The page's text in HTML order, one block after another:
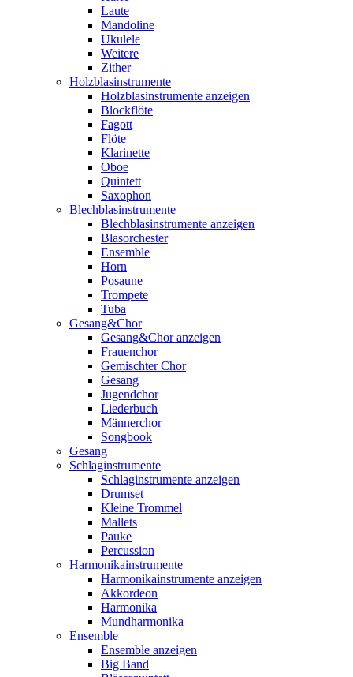
Laute
Mandoline
Ukulele
Weitere
Zither
Holzblasinstrumente
Holzblasinstrumente anzeigen
Blockflöte
Fagott
Flöte
Klarinette
Oboe
Quintett
Saxophon
Blechblasinstrumente
Blechblasinstrumente anzeigen
Blasorchester
Ensemble
Horn
Posaune
Trompete
Tuba
Gesang&Chor
Gesang&Chor anzeigen
Frauenchor
Gemischter Chor
Gesang
Jugendchor
Liederbuch
Männerchor
Songbook
Gesang
Schlaginstrumente
Schlaginstrumente anzeigen
Drumset
Kleine Trommel
Mallets
Pauke
Percussion
Harmonikainstrumente
Harmonikainstrumente anzeigen
Akkordeon
Harmonika
Mundharmonika
Ensemble
Ensemble anzeigen
Big Band